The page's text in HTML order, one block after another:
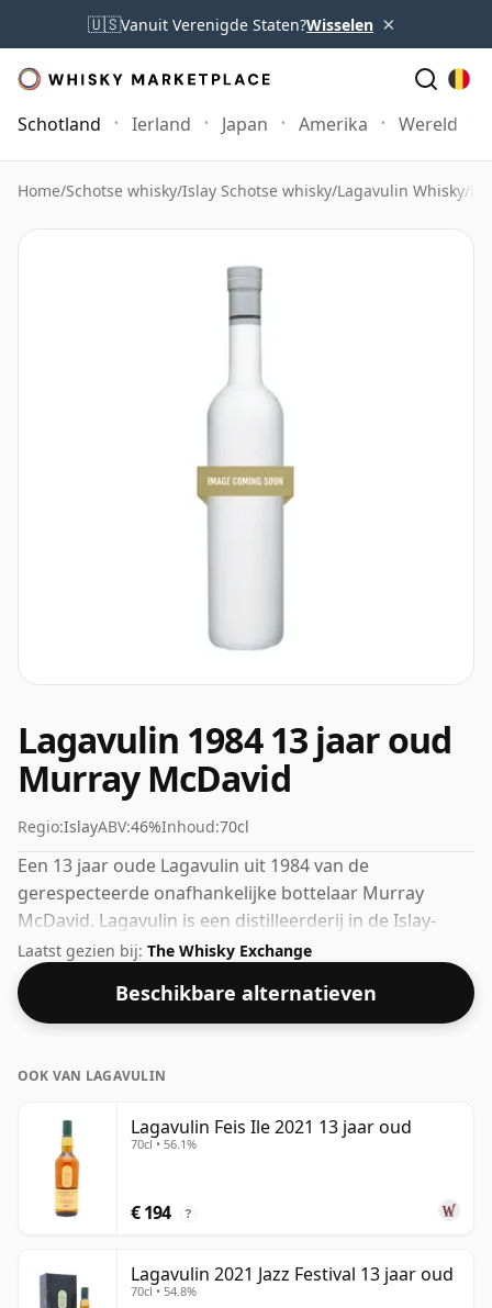
🇺🇸Vanuit Verenigde Staten?Wisselen ×
Schotland Ierland Japan Amerika Wereld
Home/Schotse whisky/Islay Schotse whisky/Lagavulin Whisky/
Lagavulin 1984 13 jaar oud
Murray McDavid
Regio:IslayABV:46%Inhoud:70cl
Een 13 jaar oude Lagavulin uit 1984 van de
gerespecteerde onafhankelijke bottelaar Murray
McDavid. Lagavulin is een distilleerderij in de Islay-
regio in Schotland. 46% wordt door velen beschouwd
als een goed ABV voor het ervaren van het
'mondgevoel' en de volle smaak van whisky.
Laatst gezien bij: The Whisky Exchange
Beschikbare alternatieven
OOK VAN LAGAVULIN
Lagavulin Feis Ile 2021 13 jaar oud
70cl • 56.1%
€ 194 ?
Lagavulin 2021 Jazz Festival 13 jaar oud
70cl • 54.8%